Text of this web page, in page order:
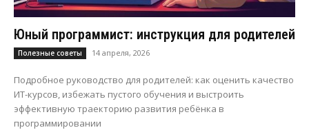
Юный программист: инструкция для родителей
Полезные советы 14 апреля, 2026
Подробное руководство для родителей: как оценить качество
ИТ-курсов, избежать пустого обучения и выстроить
эффективную траекторию развития ребёнка в
программировании